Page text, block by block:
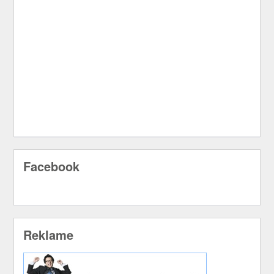
Facebook
Reklame